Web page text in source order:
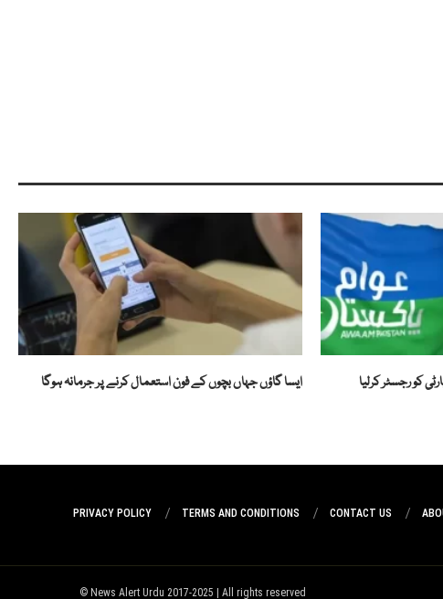
کو رجسٹر کرلیا ایسا گاؤں جہاں بچوں کے فون استعمال کرنے پر جرمانہ ہوگا
CONTACT US
TERMS AND CONDITIONS
PRIVACY POLICY
News Alert Urdu 2017-2025 | All rights reserved ©